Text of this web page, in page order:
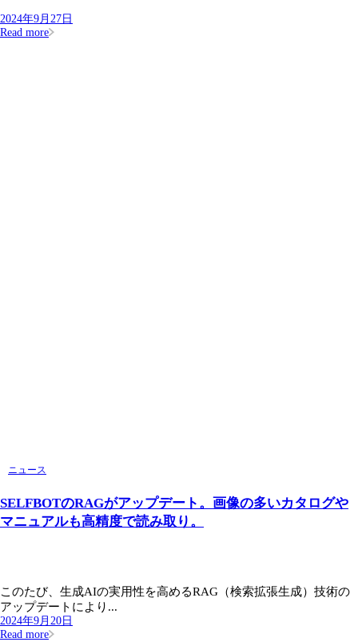
2024年9月27日
Read more
ニュース
SELFBOTのRAGがアップデート。画像の多いカタログや
マニュアルも高精度で読み取り。
このたび、生成AIの実用性を高めるRAG（検索拡張生成）技術の
アップデートにより...
2024年9月20日
Read more